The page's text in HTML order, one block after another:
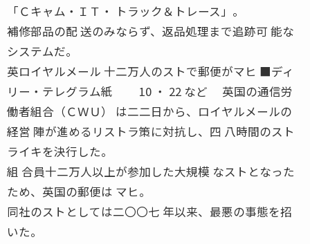
「Ｃキャム・ＩＴ・ トラック＆トレース」。
補修部品の配 送のみならず、返品処理まで追跡可 能な
システムだ。
英ロイヤルメール 十二万人のストで郵便がマヒ ■ディ
リー・テレグラム紙 10 ・ 22 など 英国の通信労
働者組合（ＣＷＵ） は二二日から、ロイヤルメールの
経営 陣が進めるリストラ策に対抗し、四 八時間のスト
ライキを決行した。
組 合員十二万人以上が参加した大規模 なストとなった
ため、英国の郵便は マヒ。
同社のストとしては二〇〇七 年以来、最悪の事態を招
いた。